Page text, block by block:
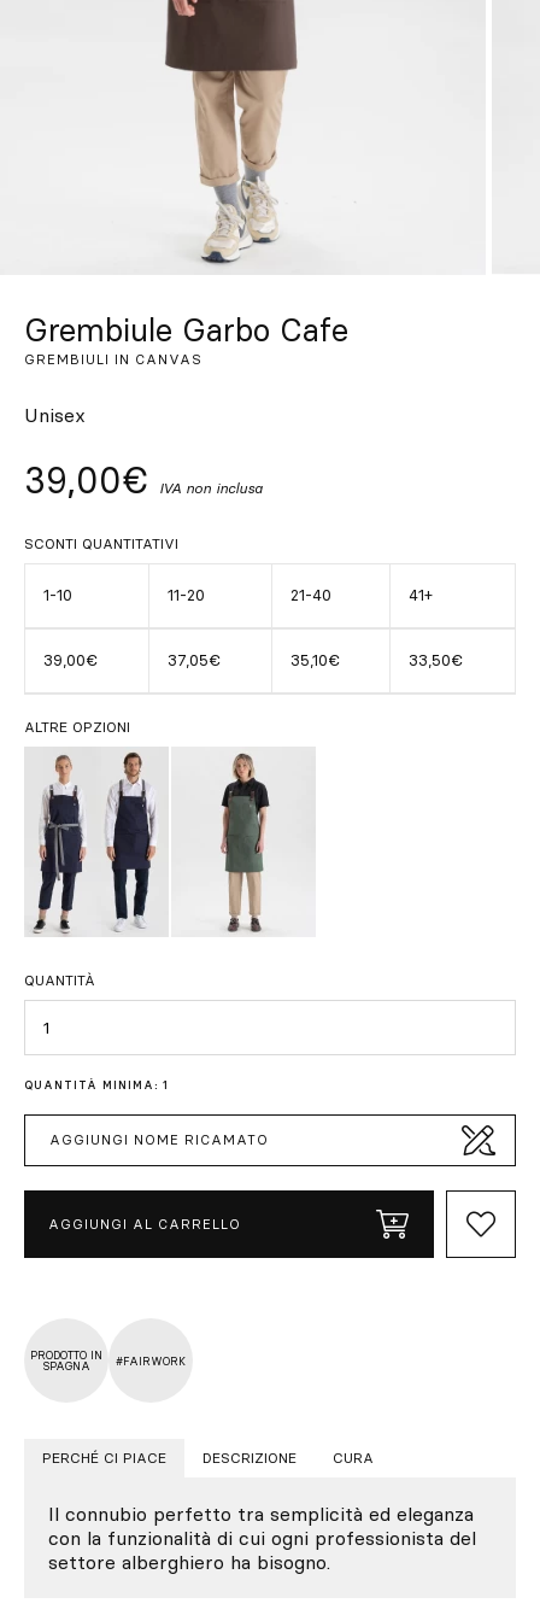
Lasciati ispirare
EN
Grembiule Garbo Cafe
GREMBIULI IN CANVAS
Unisex
39,00€ IVA non inclusa
SCONTI QUANTITATIVI
1-10 11-20 21-40 41+
39,00€ 37,05€ 35,10€ 33,50€
ALTRE OPZIONI
QUANTITÀ
QUANTITÀ MINIMA: 1
AGGIUNGI NOME RICAMATO
AGGIUNGI AL CARRELLO
PRODOTTO IN
SPAGNA
#FAIRWORK
PERCHÉ CI PIACE DESCRIZIONE CURA
Il connubio perfetto tra semplicità ed eleganza
con la funzionalità di cui ogni professionista del
settore alberghiero ha bisogno.